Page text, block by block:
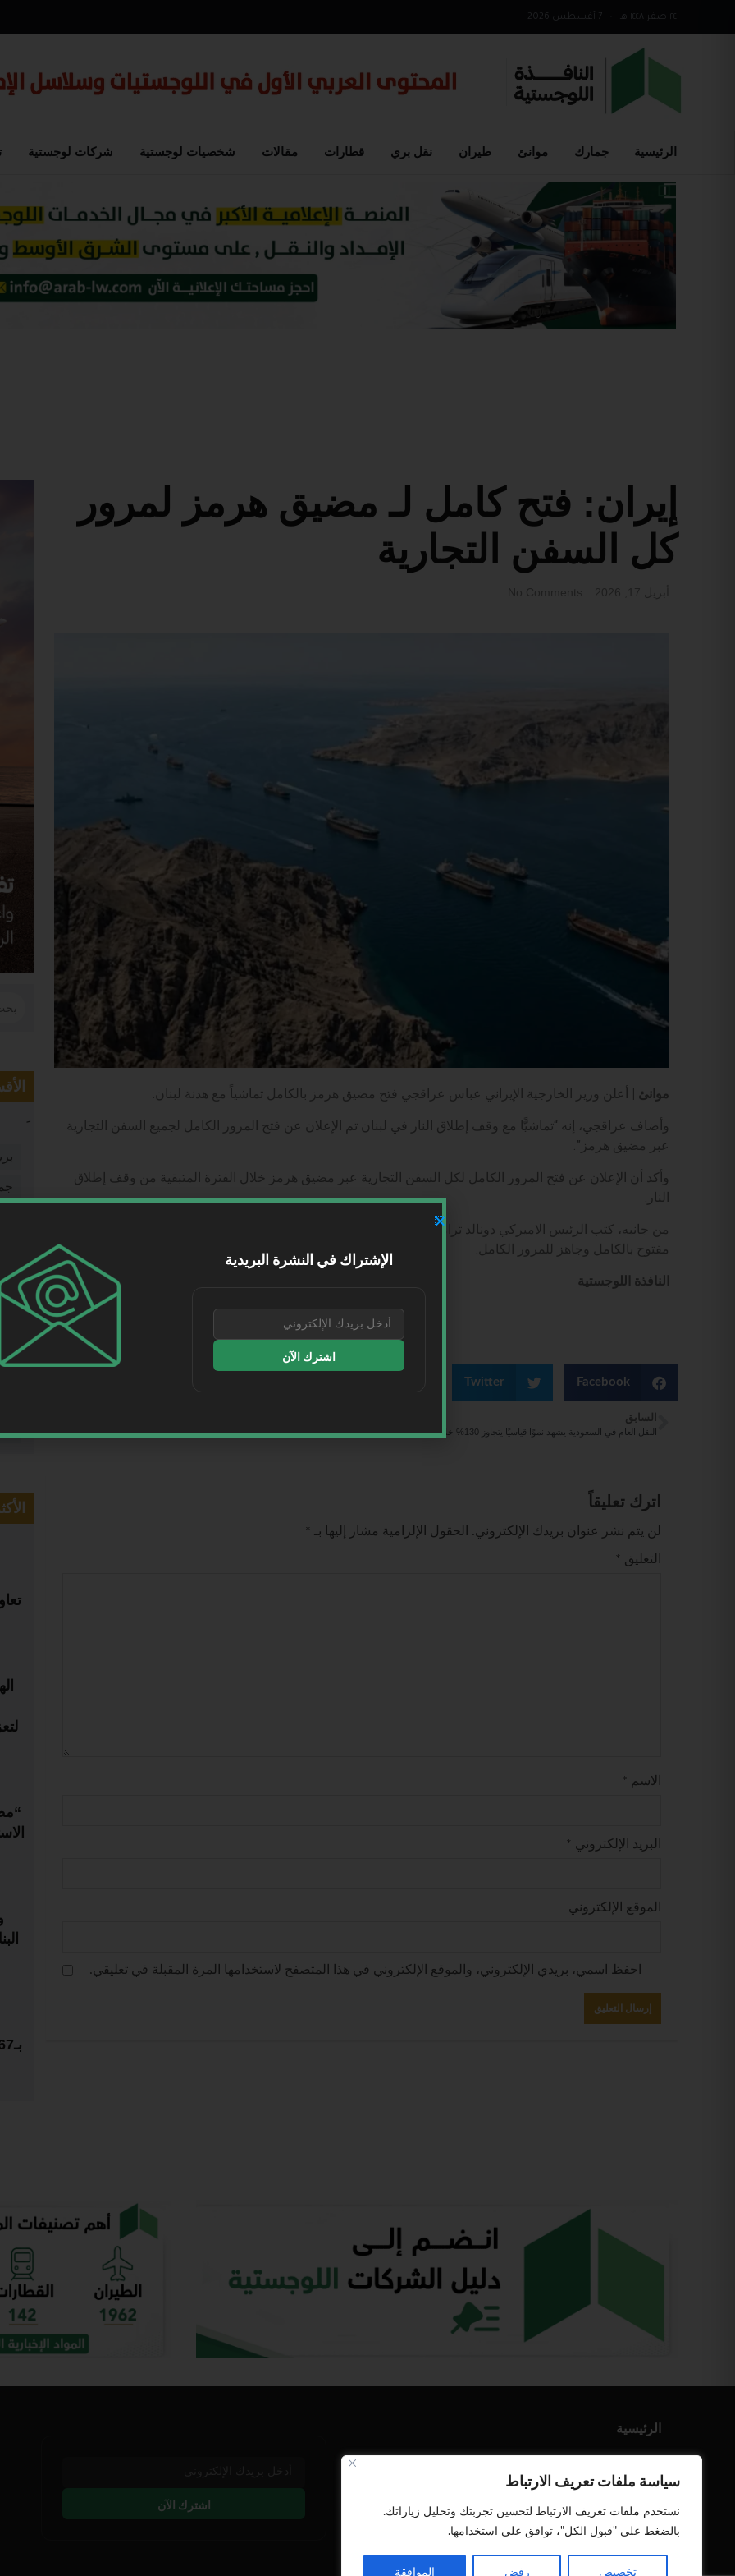
سياسة ملفات تعريف الارتباط
نستخدم ملفات تعريف الارتباط لتحسين تجربتك وتحليل زياراتك.
بالضغط على "قبول الكل"، توافق على استخدامها.
تخصيص رفض الموافقة
٢٤ صفر ١٤٤٨ هـ 7 أغسطس 2026
الرئيسية جمارك موانئ طيران نقل بري قطارات مقالات شخصيات لوجستية شركات لوجستية
إيران: فتح كامل لـ ‎مضيق هرمز لمرور
كل السفن التجارية
موانئ | أعلن وزير الخارجية الإيراني عباس عراقجي فتح مضيق هرمز بالكامل تماشياً مع هدنة لبنان.
وأضاف عراقجي، إنه “تماشيًّا مع وقف إطلاق النار في لبنان تم الإعلان عن فتح المرور الكامل لجميع السفن التجارية
عبر مضيق هرمز”.
وأكد أن الإعلان عن فتح المرور الكامل لكل السفن التجارية عبر مضيق هرمز خلال الفترة المتبقية من وقف إطلاق
النار.
من جانبه، كتب الرئيس الاميركي دونالد ترامب على منصته الخاصة “تروث سوشيال”: أعلنت إيران للتو أن مضيق هرمز
مفتوح بالكامل وجاهز للمرور الكامل.
النافذة اللوجستية
Facebook
Twitter
السابق
النقل العام في السعودية يشهد نموًا قياسيًا يتجاوز 130% خلال 2025 بتكامل لوجستي بين “سار” و”موانئ” و “البحري”.. قطارات الشحن تدعم سلاسل الغذاء العالمية
اترك تعليقاً
لن يتم نشر عنوان بريدك الإلكتروني. الحقول الإلزامية مشار إليها بـ *
التعليق *
الاسم *
البريد الإلكتروني *
الموقع الإلكتروني
احفظ اسمي، بريدي الإلكتروني، والموقع الإلكتروني في هذا المتصفح لاستخدامها المرة المقبلة في تعليقي.
الرئيسية
أعلن معنا
سياسة الخصوصية
اشترك الآن
الإشتراك في النشرة البريدية
اشترك الآن